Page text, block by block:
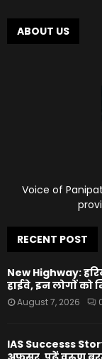
ABOUT US
Voice of
RECENT POST
New Highway:
हाईवे, इन लोगों को
August 7, 2026
IAS Successs